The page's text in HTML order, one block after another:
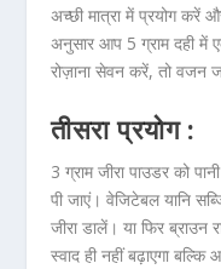
अच्छी मात्रा में प्रयोग करें
अनुसार आप 5 ग्राम दही में
रोज़ाना सेवन करें, तो वजन
तीसरा प्रयोग :
3 ग्राम जीरा पाउडर को
पी जाएं। वेजिटेबल यानि
जीरा डालें। या फिर ब्राउन
स्वाद ही नहीं बढ़ाएगा